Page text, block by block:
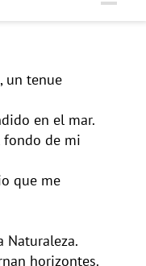
un tenue
en el mar.
fondo de mi
que me
Naturaleza.
horizontes.